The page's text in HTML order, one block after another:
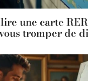
une carte
tromper de